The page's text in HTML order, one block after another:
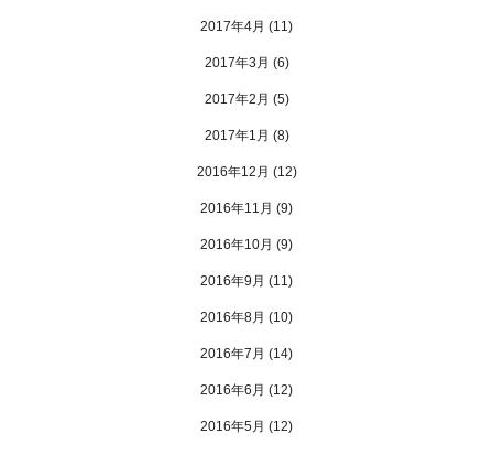
2017年4月 (11)
2017年3月 (6)
2017年2月 (5)
2017年1月 (8)
2016年12月 (12)
2016年11月 (9)
2016年10月 (9)
2016年9月 (11)
2016年8月 (10)
2016年7月 (14)
2016年6月 (12)
2016年5月 (12)